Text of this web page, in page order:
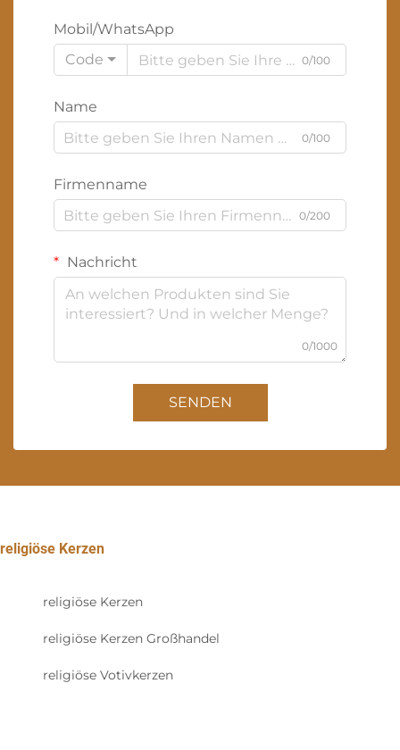
Mobil/WhatsApp
Code
0/100
Name
0/100
Firmenname
0/200
Nachricht
0/1000
SENDEN
religiöse Kerzen
religiöse Kerzen
religiöse Kerzen Großhandel
religiöse Votivkerzen